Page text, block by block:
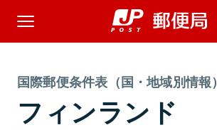
国際郵便条件表（国・地域別情報）
フィンランド